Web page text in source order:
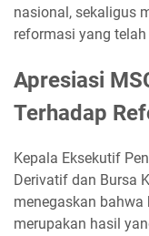
nasional, sekaligus
reformasi yang
Apresiasi
Terhadap
Kepala Eksekutif
Derivatif dan Bursa
menegaskan
merupakan hasil